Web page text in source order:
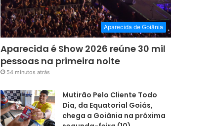
Aparecida de Goiânia
Aparecida é Show 2026 reúne 30 mil
pessoas na primeira noite
54 minutos atrás
Mutirão Pelo Cliente Todo
Dia, da Equatorial Goiás,
chega a Goiânia na próxima